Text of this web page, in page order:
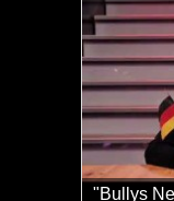
"Bullys